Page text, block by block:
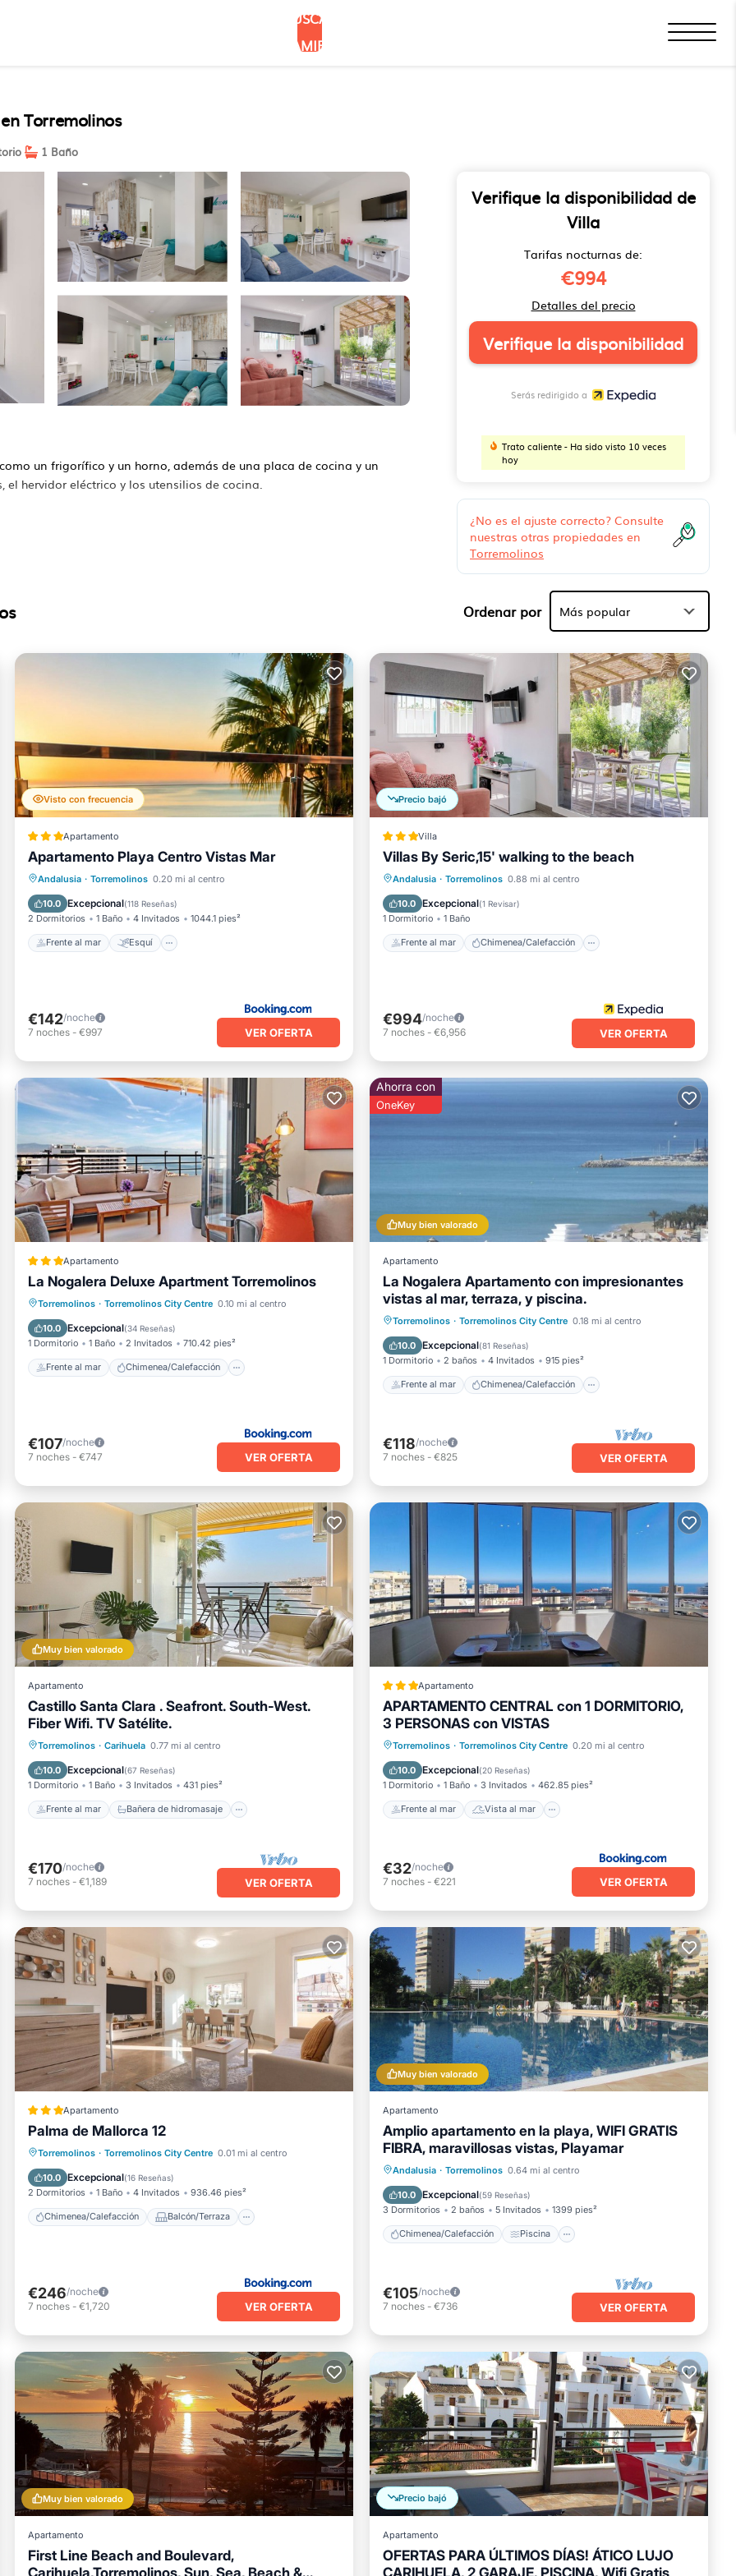
BUSCAR
ALOJAMIENTOS
Torremolinos
1 Baño
un frigorífico y un horno, además de una placa de cocina y un
hervidor eléctrico y los utensilios de cocina.
Verifique la disponibilidad de
Villa
Tarifas nocturnas de:
€994
Detalles del precio
Verifique la disponibilidad
Serás redirigido a
Trato caliente - Ha sido visto 10 veces
hoy
¿No es el ajuste correcto? Consulte
nuestras otras propiedades en
Torremolinos
Ordenar por Más popular
Visto con frecuencia
Apartamento
Apartamento Playa Centro Vistas Mar
Andalusia · Torremolinos 0.20 mi al centro
10.0 Excepcional(118 Reseñas)
2 Dormitorios 1 Baño 4 Invitados 1044.1 pies²
Frente al mar Esquí
Frente al mar
Esquí
Chimenea/Calefacción
€142/noche
7 noches - €997 VER OFERTA
Precio bajó
Villa
Villas By Seric,15' walking to the beach
Andalusia · Torremolinos 0.88 mi al centro
10.0 Excepcional(1 Revisar)
1 Dormitorio 1 Baño
Frente al mar Chimenea/Calefacción
Frente al mar
Chimenea/Calefacción
Piscina
Vista al mar
€994/noche
7 noches - €6,956 VER OFERTA
Apartamento
La Nogalera Deluxe Apartment Torremolinos
Torremolinos · Torremolinos City Centre 0.10 mi al centro
10.0 Excepcional(34 Reseñas)
1 Dormitorio 1 Baño 2 Invitados 710.42 pies²
Frente al mar Chimenea/Calefacción
Frente al mar
Chimenea/Calefacción
Piscina
Vista al mar
€107/noche
7 noches - €747 VER OFERTA
Muy bien valorado
Ahorra con
OneKey
Apartamento
La Nogalera Apartamento con impresionantes
vistas al mar, terraza, y piscina.
Torremolinos · Torremolinos City Centre 0.18 mi al centro
10.0 Excepcional(81 Reseñas)
1 Dormitorio 2 baños 4 Invitados 915 pies²
Frente al mar Chimenea/Calefacción
Frente al mar
Chimenea/Calefacción
Piscina
Vista al mar
€118/noche
7 noches - €825 VER OFERTA
Muy bien valorado
Apartamento
Castillo Santa Clara . Seafront. South-West.
Fiber Wifi. TV Satélite.
Torremolinos · Carihuela 0.77 mi al centro
10.0 Excepcional(67 Reseñas)
1 Dormitorio 1 Baño 3 Invitados 431 pies²
Frente al mar Bañera de hidromasaje
Frente al mar
Bañera de hidromasaje
Piscina
Vista al mar
€170/noche
7 noches - €1,189 VER OFERTA
Apartamento
APARTAMENTO CENTRAL con 1 DORMITORIO,
3 PERSONAS con VISTAS
Torremolinos · Torremolinos City Centre 0.20 mi al centro
10.0 Excepcional(20 Reseñas)
1 Dormitorio 1 Baño 3 Invitados 462.85 pies²
Frente al mar Vista al mar
Frente al mar Vista al mar
Vistas
Aparcamiento
€32/noche
7 noches - €221 VER OFERTA
Apartamento
Palma de Mallorca 12
Torremolinos · Torremolinos City Centre 0.01 mi al centro
10.0 Excepcional(16 Reseñas)
2 Dormitorios 1 Baño 4 Invitados 936.46 pies²
Chimenea/Calefacción Balcón/Terraza
Chimenea/Calefacción
Balcón/Terraza
Aparcamiento
€246/noche
7 noches - €1,720 VER OFERTA
Muy bien valorado
Apartamento
Amplio apartamento en la playa, WIFI GRATIS
FIBRA, maravillosas vistas, Playamar
Andalusia · Torremolinos 0.64 mi al centro
10.0 Excepcional(59 Reseñas)
3 Dormitorios 2 baños 5 Invitados 1399 pies²
Chimenea/Calefacción Piscina
Chimenea/Calefacción
Piscina
Vista al mar
Balcón/Terraza
€105/noche
7 noches - €736 VER OFERTA
Muy bien valorado
Apartamento
First Line Beach and Boulevard,
Carihuela,Torremolinos, Sun, Sea, Beach &
Precio bajó
Apartamento
OFERTAS PARA ÚLTIMOS DÍAS! ÁTICO LUJO
CARIHUELA, 2 GARAJE, PISCINA, Wifi Gratis